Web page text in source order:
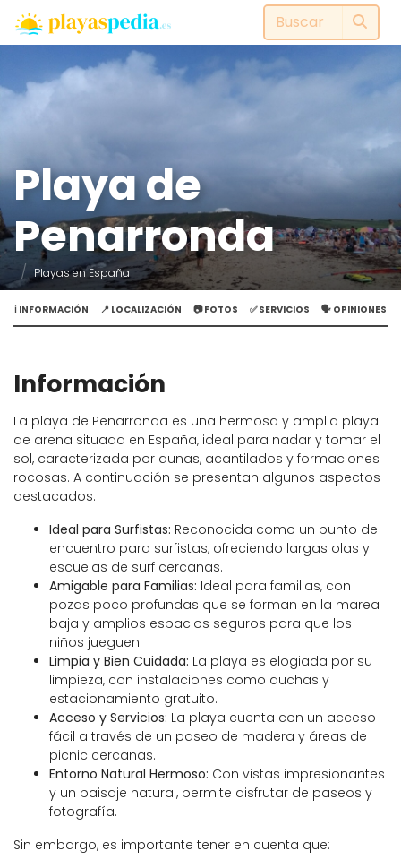
Playa de
Penarronda
Playas en España
ℹ️ INFORMACIÓN 📍 LOCALIZACIÓN 📷 FOTOS ✅ SERVICIOS 🗣️ OPINIONES
Información
La playa de Penarronda es una hermosa y amplia playa
de arena situada en España, ideal para nadar y tomar el
sol, caracterizada por dunas, acantilados y formaciones
rocosas. A continuación se presentan algunos aspectos
destacados:
Ideal para Surfistas: Reconocida como un punto de
encuentro para surfistas, ofreciendo largas olas y
escuelas de surf cercanas.
Amigable para Familias: Ideal para familias, con
pozas poco profundas que se forman en la marea
baja y amplios espacios seguros para que los
niños jueguen.
Limpia y Bien Cuidada: La playa es elogiada por su
limpieza, con instalaciones como duchas y
estacionamiento gratuito.
Acceso y Servicios: La playa cuenta con un acceso
fácil a través de un paseo de madera y áreas de
picnic cercanas.
Entorno Natural Hermoso: Con vistas impresionantes
y un paisaje natural, permite disfrutar de paseos y
fotografía.
Sin embargo, es importante tener en cuenta que: